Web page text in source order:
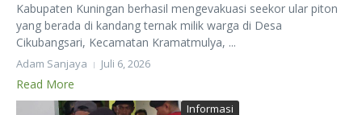
Kabupaten Kuningan berhasil mengevakuasi seekor ular piton
yang berada di kandang ternak milik warga di Desa
Cikubangsari, Kecamatan Kramatmulya, ...
Adam Sanjaya Juli 6, 2026
Read More
Informasi